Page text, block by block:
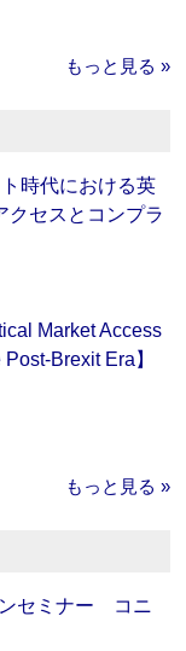
もっと見る »
時代における英
クセスとコンプラ
Market Access
Brexit Era】
もっと見る »
セミナー コニ